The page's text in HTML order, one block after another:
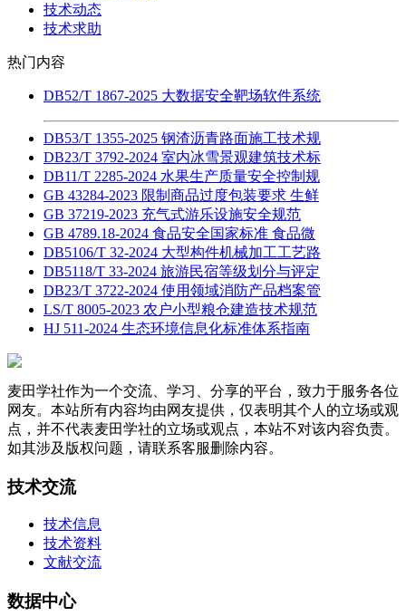
技术动态
技术求助
热门内容
DB52/T 1867-2025 大数据安全靶场软件系统
DB53/T 1355-2025 钢渣沥青路面施工技术规
DB23/T 3792-2024 室内冰雪景观建筑技术标
DB11/T 2285-2024 水果生产质量安全控制规
GB 43284-2023 限制商品过度包装要求 生鲜
GB 37219-2023 充气式游乐设施安全规范
GB 4789.18-2024 食品安全国家标准 食品微
DB5106/T 32-2024 大型构件机械加工工艺路
DB5118/T 33-2024 旅游民宿等级划分与评定
DB23/T 3722-2024 使用领域消防产品档案管
LS/T 8005-2023 农户小型粮仓建造技术规范
HJ 511-2024 生态环境信息化标准体系指南
麦田学社作为一个交流、学习、分享的平台，致力于服务各位
网友。本站所有内容均由网友提供，仅表明其个人的立场或观
点，并不代表麦田学社的立场或观点，本站不对该内容负责。
如其涉及版权问题，请联系客服删除内容。
技术交流
技术信息
技术资料
文献交流
数据中心